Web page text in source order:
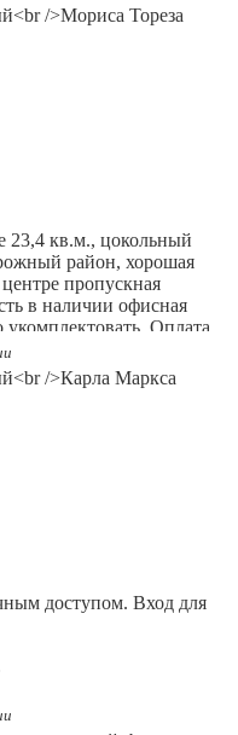
23,4 кв.м., цокольный
район, хорошая
пропускная
в наличии офисная
Оплата
показ.
доступом. Вход для
плюс свет по счётчику.